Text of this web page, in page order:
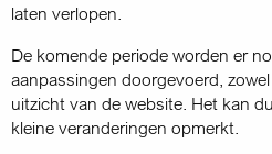
laten verlopen.
De komende periode worden er
aanpassingen doorgevoerd,
uitzicht van de website. Het kan
kleine veranderingen opmerkt.